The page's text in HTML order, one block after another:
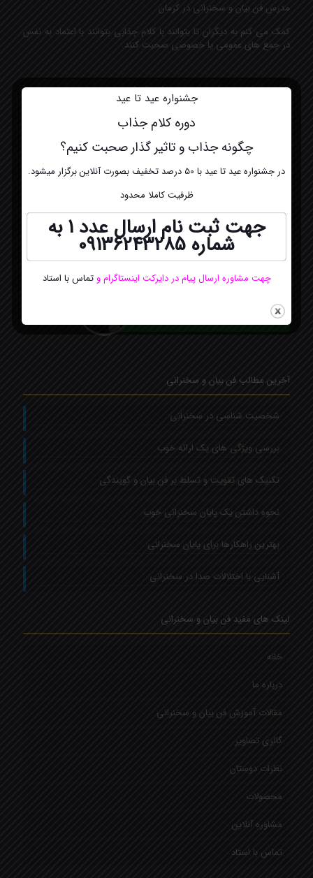
مدرس فن بیان و سخنرانی در کرمان
کمک می کنم به دیگران تا بتوانند با کلام جذابی بتوانند با اعتماد به نفس
در جمع های عمومی یا خصوصی صحبت کنند.
تماس با ما مدرس فن بیان و سخنرانی کرمان
Fatemeh.bahrami6093@gmail.com
ارتباط آنلاین با استاد فاطمه بهرامی
از طریق چت واتساپ
آخرین مطالب فن بیان و سخنرانی
شخصیت شناسی در سخنرانی
بررسی ویژگی های یک ارائه خوب
تکنیک های تقویت و تسلط بر فن بیان و گویندگی
نحوه داشتن یک پایان سخنرانی خوب
بهترین راهکارها برای پایان سخنرانی
آشنایی با اختلالات صدا در سخنرانی
لینک های مفید فن بیان و سخنرانی
خانه
درباره ما
مقالات آموزش فن بیان و سخنرانی
گالری تصاویر
نظرات دوستان
محصولات
مشاوره آنلاین
تماس با استاد
جشنواره عید تا عید
دوره کلام جذاب
چگونه جذاب و تاثیر گذار صحبت کنیم؟
در جشنواره عید تا عید با 50 درصد تخفیف بصورت آنلاین برگزار میشود.
ظرفیت کاملا محدود
جهت ثبت نام ارسال عدد 1 به
شماره 09136243285
چهت مشاوره ارسال پیام در دایرکت اینستاگراموتماس با استاد